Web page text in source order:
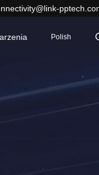
Polish